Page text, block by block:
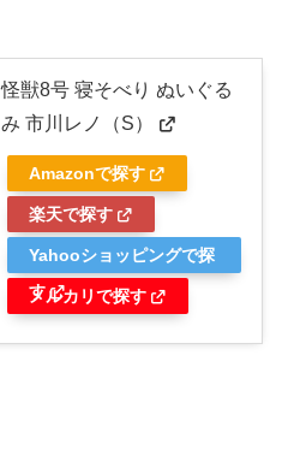
怪獣8号 寝そべり ぬいぐる
み 市川レノ（S）
Amazonで探す
楽天で探す
Yahooショッピングで探
す
メルカリで探す